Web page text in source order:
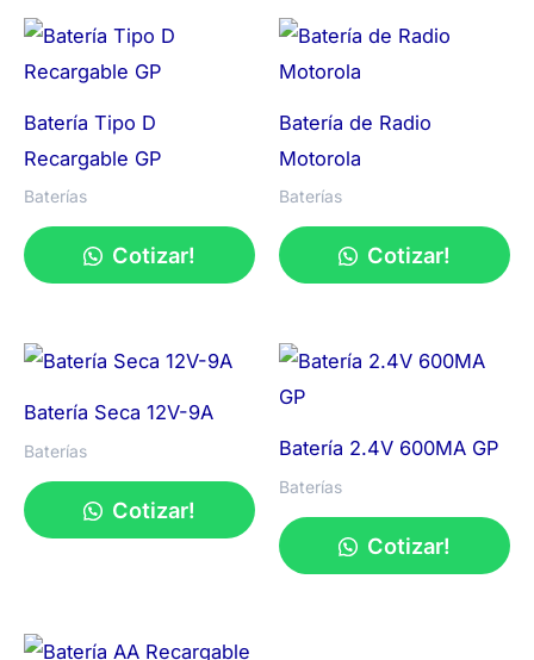
Batería Tipo D
Recargable GP
Baterías
Cotizar!
Batería de Radio
Motorola
Baterías
Cotizar!
Batería Seca 12V-9A
Baterías
Cotizar!
Batería 2.4V 600MA GP
Baterías
Cotizar!